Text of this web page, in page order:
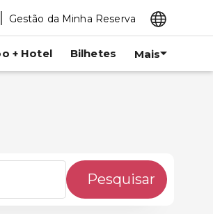
Gestão da Minha Reserva
+ Hotel Bilhetes Mais
Pesquisar